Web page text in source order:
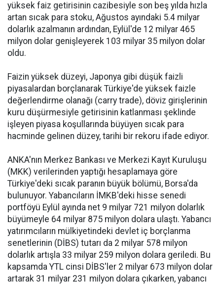
yüksek faiz getirisinin cazibesiyle son beş yılda hızla
artan sıcak para stoku, Ağustos ayındaki 5.4 milyar
dolarlık azalmanın ardından, Eylül'de 12 milyar 465
milyon dolar genişleyerek 103 milyar 35 milyon dolar
oldu.
Faizin yüksek düzeyi, Japonya gibi düşük faizli
piyasalardan borçlanarak Türkiye'de yüksek faizle
değerlendirme olanağı (carry trade), döviz girişlerinin
kuru düşürmesiyle getirisinin katlanması şeklinde
işleyen piyasa koşullarında büyüyen sıcak para
hacminde gelinen düzey, tarihi bir rekoru ifade ediyor.
ANKA'nın Merkez Bankası ve Merkezi Kayıt Kuruluşu
(MKK) verilerinden yaptığı hesaplamaya göre
Türkiye'deki sıcak paranın büyük bölümü, Borsa'da
bulunuyor. Yabancıların İMKB'deki hisse senedi
portföyü Eylül ayında net 9 milyar 721 milyon dolarlık
büyümeyle 64 milyar 875 milyon dolara ulaştı. Yabancı
yatırımcıların mülkiyetindeki devlet iç borçlanma
senetlerinin (DİBS) tutarı da 2 milyar 578 milyon
dolarlık artışla 33 milyar 259 milyon dolara geriledi. Bu
kapsamda YTL cinsi DİBS'ler 2 milyar 673 milyon dolar
artarak 31 milyar 231 milyon dolara çıkarken, yabancı